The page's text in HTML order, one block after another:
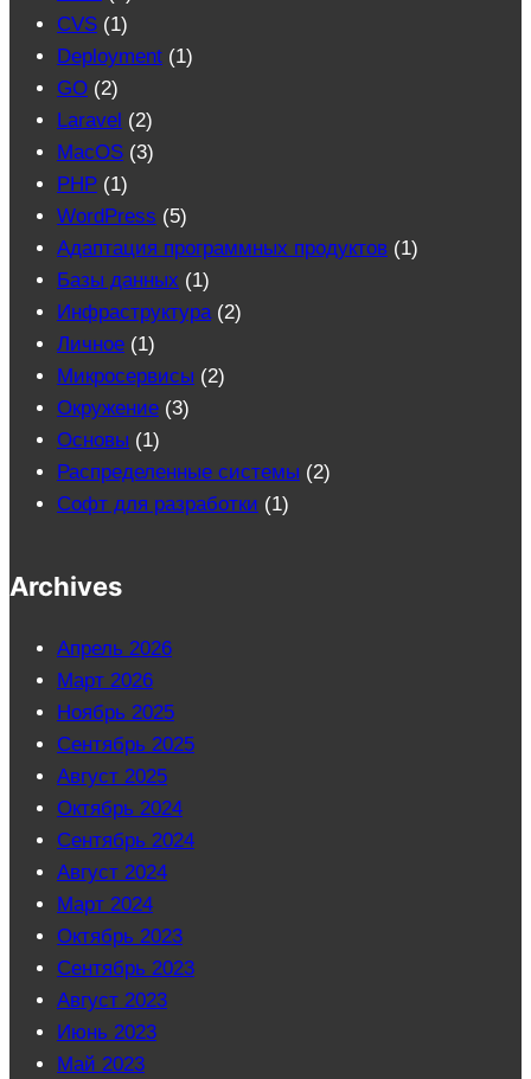
CVS (1)
Deployment (1)
GO (2)
Laravel (2)
MacOS (3)
PHP (1)
WordPress (5)
Адаптация программных продуктов (1)
Базы данных (1)
Инфраструктура(2)
Личное (1)
Микросервисы (2)
Окружение (3)
Основы (1)
Распределенные системы (2)
Софт для разработки (1)
Archives
Апрель 2026
Март 2026
Ноябрь 2025
Сентябрь 2025
Август 2025
Октябрь 2024
Сентябрь 2024
Август 2024
Март 2024
Октябрь 2023
Сентябрь 2023
Август 2023
Июнь 2023
Май 2023